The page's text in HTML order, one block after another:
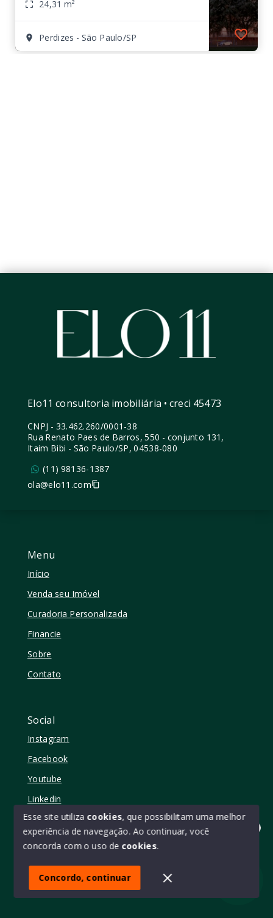
24,31 m²
Perdizes - São Paulo/SP
Olá! quer mudar de casa?
Menu
Início
Venda seu Imóvel
Curadoria Personalizada
Financie
Sobre
Contato
Social
Instagram
Facebook
Youtube
Linkedin
© Copyright 2026 - Elo11 consultoria imobiliária • creci
SITE PARA IMOBILIARIA
Elo11 consultoria imobiliária • creci 45473
CNPJ - 33.462.260/0001-38
Rua Renato Paes de Barros, 550 - conjunto 131,
Itaim Bibi - São Paulo/SP, 04538-080
(11) 98136-1387
ola@elo11.com
Esse site utiliza cookies, que possibilitam uma melhor
experiência de navegação. Ao continuar, você
concorda com o uso de cookies.
Concordo, continuar